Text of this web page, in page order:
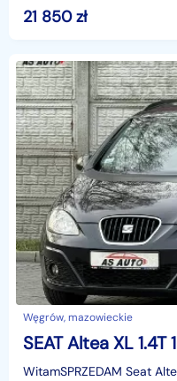
21 850zł
Węgrów, mazowieckie
WitamSPRZEDAM Seat